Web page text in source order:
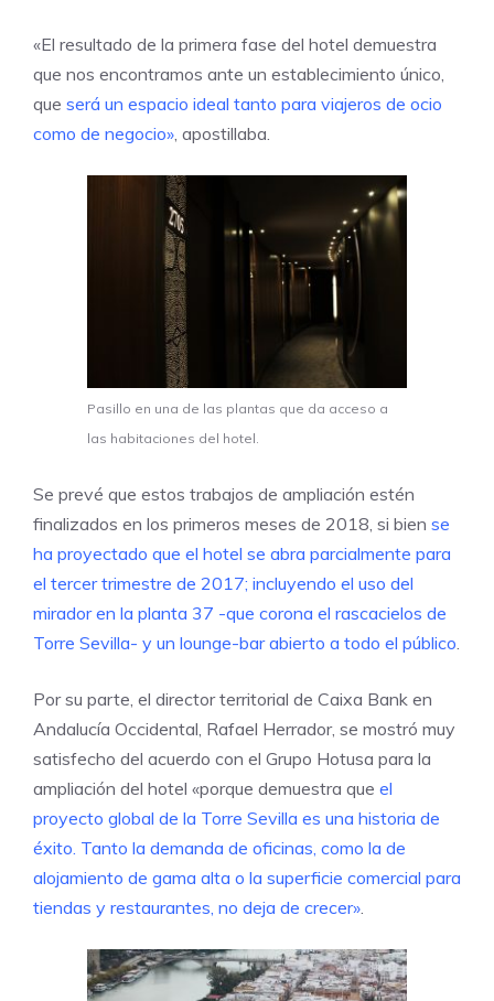
«El resultado de la primera fase del hotel demuestra
que nos encontramos ante un establecimiento único,
que será un espacio ideal tanto para viajeros de ocio
como de negocio» , apostillaba.
Pasillo en una de las plantas que da acceso a
las habitaciones del hotel.
Se prevé que estos trabajos de ampliación estén
finalizados en los primeros meses de 2018, si bien se
ha proyectado que el hotel se abra parcialmente para
el tercer trimestre de 2017; incluyendo el uso del
mirador en la planta 37 -que corona el rascacielos de
Torre Sevilla- y un lounge-bar abierto a todo el público.
Por su parte, el director territorial de Caixa Bank en
Andalucía Occidental, Rafael Herrador, se mostró muy
satisfecho del acuerdo con el Grupo Hotusa para la
ampliación del hotel «porque demuestra que el
proyecto global de la Torre Sevilla es una historia de
éxito. Tanto la demanda de oficinas, como la de
alojamiento de gama alta o la superficie comercial para
tiendas y restaurantes, no deja de crecer».